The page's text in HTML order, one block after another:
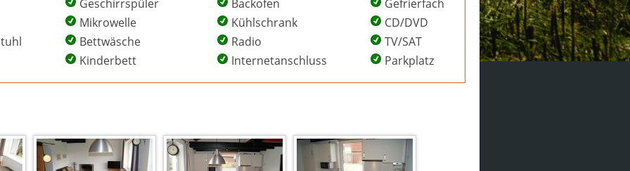
Geschirrspüler
Mikrowelle
Bettwäsche
Kinderbett
Backofen
Kühlschrank
Radio
Internetanschluss
Gefrierfach
CD/DVD
TV/SAT
Parkplatz